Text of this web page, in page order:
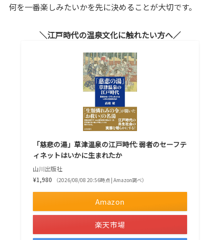
何を一番楽しみたいかを先に決めることが大切です。
江戸時代の温泉文化に触れたい方へ
「慈悲の湯」草津温泉の江戸時代: 弱者のセーフテ
ィネットはいかに生まれたか
山川出版社
¥1,980
（2026/08/08 20:56時点 | Amazon調べ）
Amazon
楽天市場